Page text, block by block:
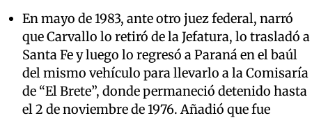
En mayo de 1983, ante otro juez federal, narró
que Carvallo lo retiró de la Jefatura, lo trasladó a
Santa Fe y luego lo regresó a Paraná en el baúl
del mismo vehículo para llevarlo a la Comisaría
de “El Brete”, donde permaneció detenido hasta
el 2 de noviembre de 1976. Añadió que fue